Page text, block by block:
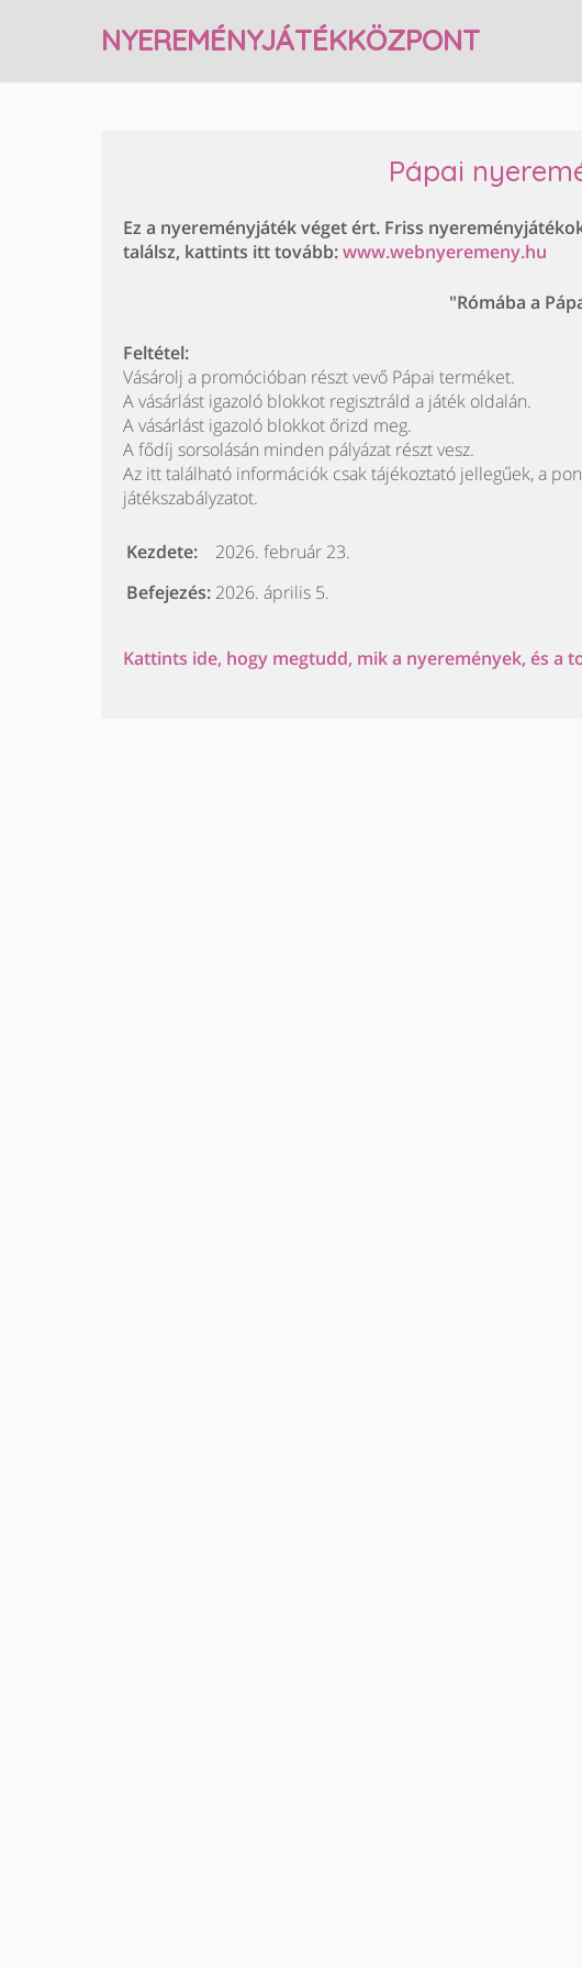
NYEREMÉNYJÁTÉKKÖZPONT
Pápai
Ez a nyereményjáték véget ért. Friss
találsz, kattints itt tovább:www.webnyeremeny.hu
"Rómába a
Feltétel:
Vásárolj a promócióban részt vevő Pápai terméket.
A vásárlást igazoló blokkot regisztráld a játék oldalán.
A vásárlást igazoló blokkot őrizd meg.
A fődíj sorsolásán minden pályázat részt vesz.
Az itt található információk csak tájékoztató jellegűek, a
játékszabályzatot.
Kezdete:
2026. február 23.
Befejezés: 2026. április 5.
Kattints ide, hogy megtudd, mik a nyeremények, és a